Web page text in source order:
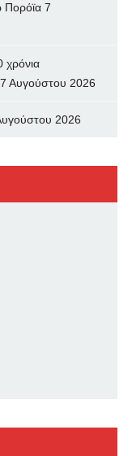
Πορόϊα 7
χρόνια
7 Αυγούστου 2026
2026